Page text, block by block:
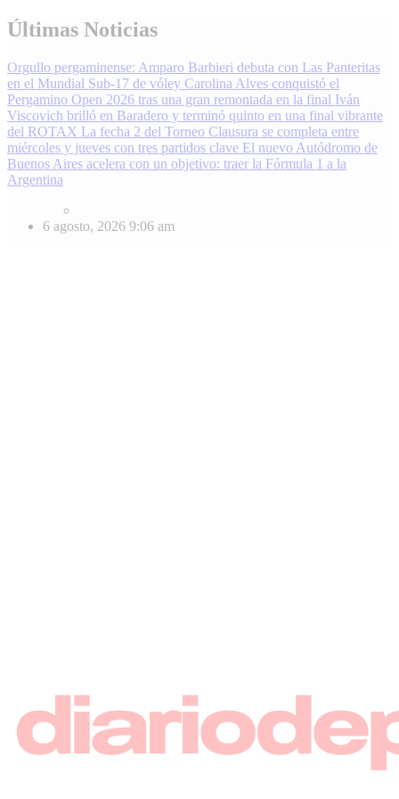
Skip
to
Últimas Noticias
Orgullo pergaminense: Amparo Barbieri debuta con Las Panteritas
en el Mundial Sub-17 de vóley Carolina Alves conquistó el
Pergamino Open 2026 tras una gran remontada en la final Iván
Viscovich brilló en Baradero y terminó quinto en una final vibrante
del ROTAX La fecha 2 del Torneo Clausura se completa entre
miércoles y jueves con tres partidos clave El nuevo Autódromo de
Buenos Aires acelera con un objetivo: traer la Fórmula 1 a la
Argentina
6 agosto, 2026 9:06 am